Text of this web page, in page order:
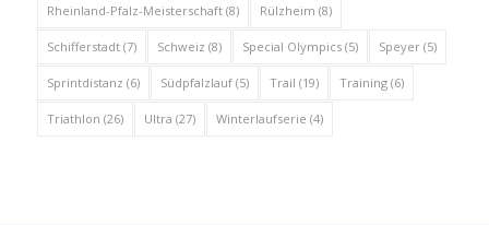
Rheinland-Pfalz-Meisterschaft(8) Rülzheim (8)
Schifferstadt(7) Schweiz (8) Special Olympics(5) Speyer(5)
Sprintdistanz (6) Südpfalzlauf(5) Trail (19) Training(6)
Triathlon (26) Ultra (27) Winterlaufserie (4)